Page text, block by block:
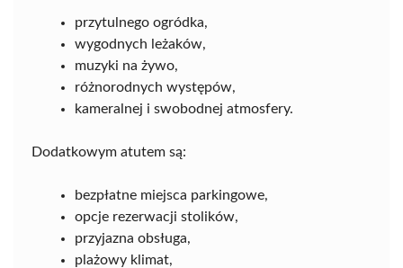
przytulnego ogródka,
wygodnych leżaków,
muzyki na żywo,
różnorodnych występów,
kameralnej i swobodnej atmosfery.
Dodatkowym atutem są:
bezpłatne miejsca parkingowe,
opcje rezerwacji stolików,
przyjazna obsługa,
plażowy klimat,